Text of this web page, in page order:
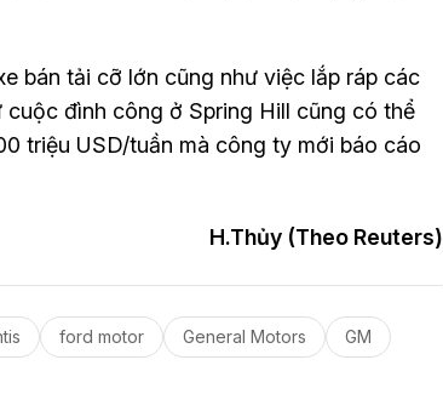
bán tải cỡ lớn cũng như việc lắp ráp các
đình công ở Spring Hill cũng có thể
triệu USD/tuần mà công ty mới báo cáo
H.Thủy (Theo Reuters)
ford motor General Motors GM